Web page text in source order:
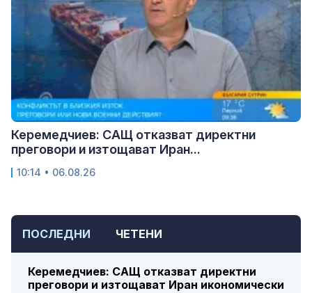
ПОСЛЕДНИ ЧЕТЕНИ
Керемедчиев: САЩ отказват директни
преговори и изтощават Иран икономически
Керемедчиев: САЩ отказват директни
преговори и изтощават Иран...
10:14 • 06.08.26